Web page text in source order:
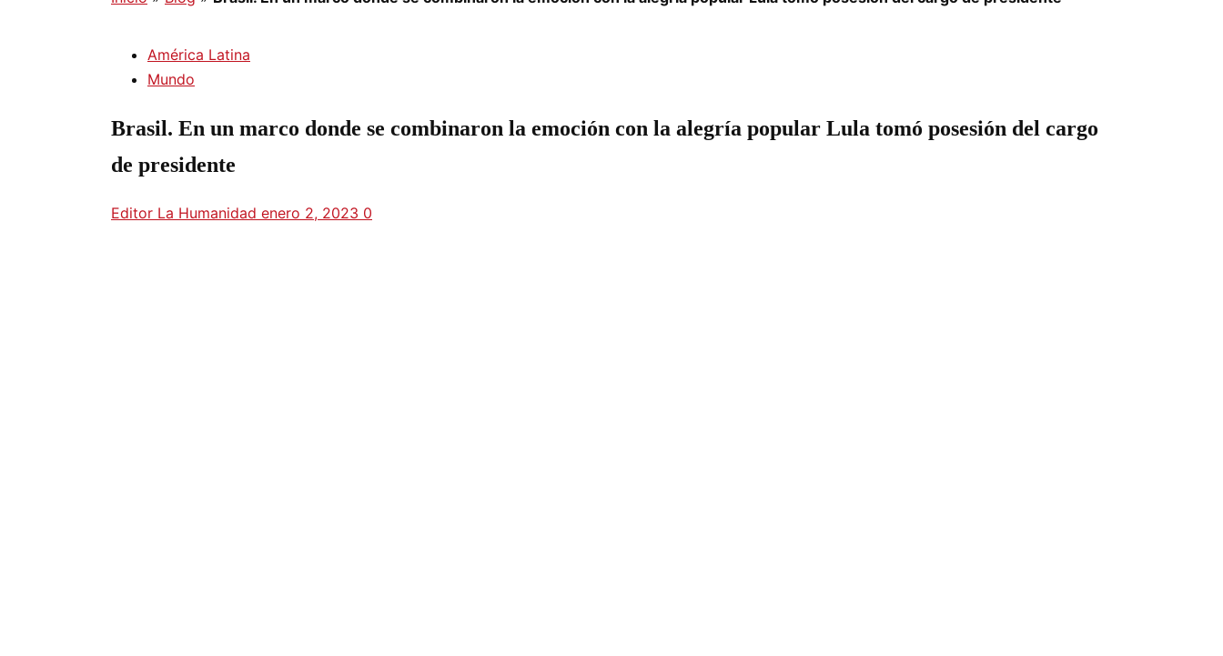
América Latina
Mundo
Brasil. En un marco donde se combinaron la emoción con la alegría popular Lula tomó posesión del cargo
de presidente
Editor La Humanidad enero 2, 2023 0